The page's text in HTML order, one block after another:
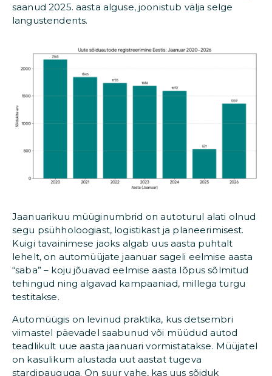
saanud 2025. aasta alguse, joonistub välja selge
langustendents.
Jaanuarikuu müüginumbrid on autoturul alati olnud
segu psühholoogiast, logistikast ja planeerimisest.
Kuigi tavainimese jaoks algab uus aasta puhtalt
lehelt, on automüüjate jaanuar sageli eelmise aasta
“saba” – koju jõuavad eelmise aasta lõpus sõlmitud
tehingud ning algavad kampaaniad, millega turgu
testitakse.
Automüügis on levinud praktika, kus detsembri
viimastel päevadel saabunud või müüdud autod
teadlikult uue aasta jaanuari vormistatakse. Müüjatel
on kasulikum alustada uut aastat tugeva
stardipauguga. On suur vahe, kas uus sõiduk